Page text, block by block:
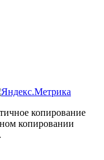
копирование
копировании